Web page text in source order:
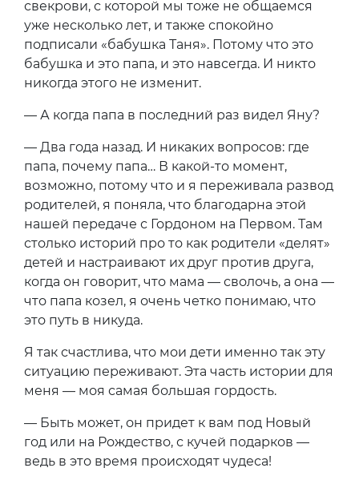
свекрови, с которой мы тоже не общаемся
уже несколько лет, и также спокойно
подписали «бабушка Таня». Потому что это
бабушка и это папа, и это навсегда. И никто
никогда этого не изменит.
— А когда папа в последний раз видел Яну?
— Два года назад. И никаких вопросов: где
папа, почему папа… В какой-то момент,
возможно, потому что и я переживала развод
родителей, я поняла, что благодарна этой
нашей передаче с Гордоном на Первом. Там
столько историй про то как родители «делят»
детей и настраивают их друг против друга,
когда он говорит, что мама — сволочь, а она —
что папа козел, я очень четко понимаю, что
это путь в никуда.
Я так счастлива, что мои дети именно так эту
ситуацию переживают. Эта часть истории для
меня — моя самая большая гордость.
— Быть может, он придет к вам под Новый
год или на Рождество, с кучей подарков —
ведь в это время происходят чудеса!